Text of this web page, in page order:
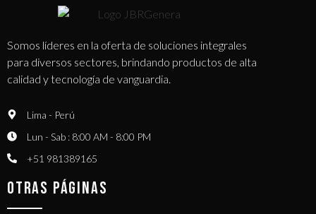
Somos líderes en la oferta de soluciones integrales
para diversos sectores, brindando productos de alta
calidad y tecnología de vanguardia.
Lima - Perú
Lun - Sab : 8:00 AM - 8:00 PM
+51 981389165​
OTRAS PÁGINAS